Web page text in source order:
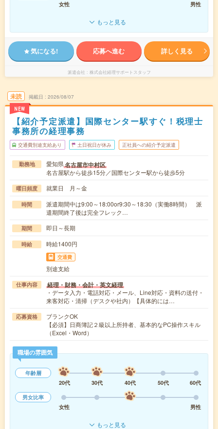
女性
男性
もっと見る
気になる! 応募へ進む 詳しく見る
派遣会社 株式会社経理サポートスタッフ
未読
NEW
掲載日 2026/08/07
【紹介予定派遣】国際センター駅すぐ！税理士
事務所の経理事務
交通費別途支給あり 土日祝日が休み 正社員への紹介予定派遣
勤務地 愛知県名古屋市中村区
名古屋駅から徒歩15分／国際センター駅から徒歩5分
曜日頻度 就業日 月～金
時間
派遣期間中は9:00～18:00or9:30～18:30（実働8時間） 派
遣期間終了後は完全フレック…
期間 即日～長期
時給 時給1400円
交通費
別途支給
仕事内容 経理・財務・会計・英文経理
・データ入力・電話対応・メール、Line対応・資料の送付・
来客対応・清掃（デスクや社内）【具体的には…
応募資格
ブランクOK
【必須】日商簿記２級以上所持者、基本的なPC操作スキル
（Excel・Word）
職場の雰囲気
年齢層
20代
30代 40代 50代
60代
男女比率
女性
男性
もっと見る